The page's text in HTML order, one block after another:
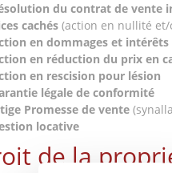
du contrat de vente
cachés (action en nullité
en dommages et
en réduction du prix en
en rescision pour lésion
légale de conformité
Promesse de vente
locative
de la